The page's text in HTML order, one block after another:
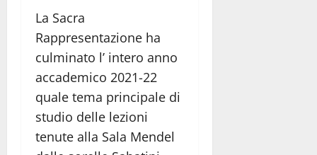
La Sacra
Rappresentazione ha
culminato l’ intero anno
accademico 2021-22
quale tema principale di
studio delle lezioni
tenute alla Sala Mendel